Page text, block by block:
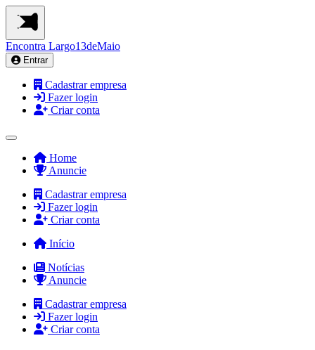
Encontra Largo13deMaio
Entrar
Cadastrar empresa
Fazer login
Criar conta
Home
Anuncie
Cadastrar empresa
Fazer login
Criar conta
Início
Notícias
Anuncie
Cadastrar empresa
Fazer login
Criar conta